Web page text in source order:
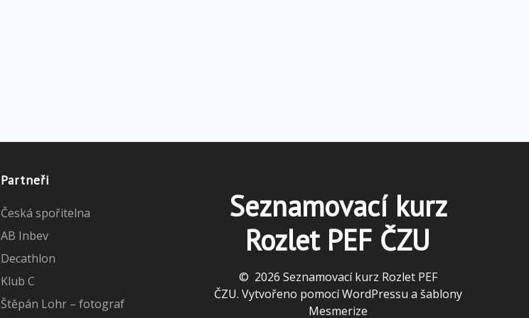
Partneři
Česká spořitelna
AB Inbev
Decathlon
Klub C
Štěpán Lohr – fotograf
Seznamovací kurz
Rozlet PEF ČZU
© 2026 Seznamovací kurz Rozlet PEF
ČZU. Vytvořeno pomocí WordPressu a šablony
Mesmerize